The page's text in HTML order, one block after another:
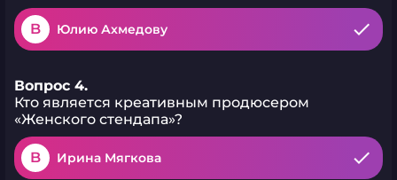
B Юлию Ахмедову
Вопрос 4.
Кто является креативным продюсером
«Женского стендапа»?
B Ирина Мягкова